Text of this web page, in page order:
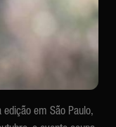
edição em São Paulo,